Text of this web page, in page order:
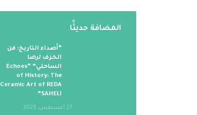
المضافة حديثََا
“أصداء التاريخ: فن
الخزف لرضا
الساحلي” “Echoes
of History: The
Ceramic Art of REDA
SAHELI”
27 أغسطس، 2023